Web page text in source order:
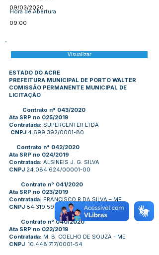
09/03/2020
Hora de Abertura
09:00
Visualizar
ESTADO DO ACRE
PREFEITURA MUNICIPAL DE PORTO WALTER
COMISSÃO PERMANENTE MUNICIPAL DE
LICITAÇÃO
Contrato n° 043/2020
Ata SRP no 025/2019
Contratada: SUPERCENTER LTDA
CNPJ 4.699.392/0001-80
Contrato n° 042/2020
Ata SRP no 024/2019
Contratada: ALSINEIS J. G. SILVA
CNPJ 24.084.624/00001-00
Contrato n° 041/2020
Ata SRP no 023/2019
Contratada: FRANCISCO R DA SILVA – ME
CNPJ 84.319.599 /0001-10
Contrato n° 040/2020
Ata SRP no 022/2019
Contratada: M. B. COELHO DE SOUZA - ME
CNPJ 10.448.717/0001-54